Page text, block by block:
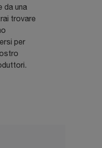
da una
trovare
per